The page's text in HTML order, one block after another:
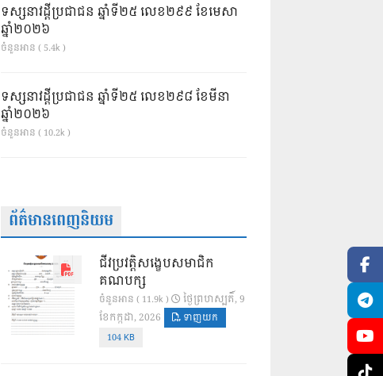
ទស្សនាវដ្ដីប្រជាជន ឆ្នាំទី២៥ លេខ២៩៩ ខែមេសា
ឆ្នាំ២០២៦
ចំនួនអាន ( 5.4k )
ទស្សនាវដ្ដីប្រជាជន ឆ្នាំទី២៥ លេខ២៩៨ ខែមីនា
ឆ្នាំ២០២៦
ចំនួនអាន ( 10.2k )
ព័ត៌មានពេញនិយម
ជីវប្រវត្តិសង្ខេបសមាជិក
គណបក្ស
ចំនួនអាន ( 11.9k )
ថ្ងៃ​ព្រហស្បតិ៍, 9
ខែ​កក្កដា, 2026
ទាញយក
104 KB